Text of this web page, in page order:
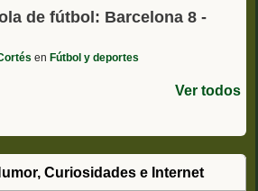
de fútbol: Barcelona 8 -
en Fútbol y deportes
Ver todos
Curiosidades e Internet